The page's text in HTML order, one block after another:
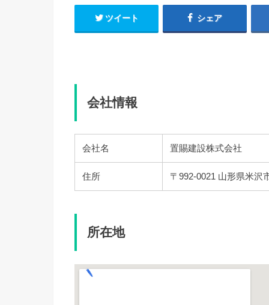
ツイート シェア
会社情報
会社名 置賜建設株式会社
住所 〒992-0021 山形県米沢
所在地